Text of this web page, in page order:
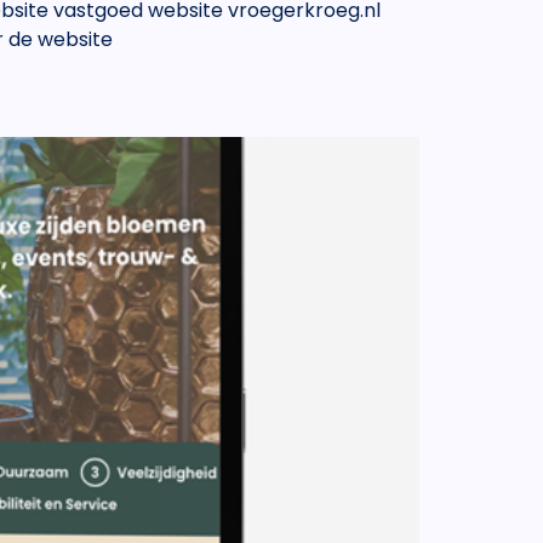
vastgoed website vroegerkroeg.nl
de website